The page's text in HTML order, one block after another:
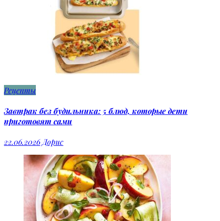
Рецепты
Завтрак без будильника: 5 блюд, которые дети
приготовят сами
22.06.2026Дорис